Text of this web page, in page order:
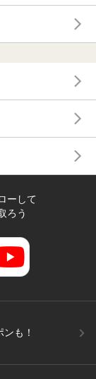
ーして
ろう
も！